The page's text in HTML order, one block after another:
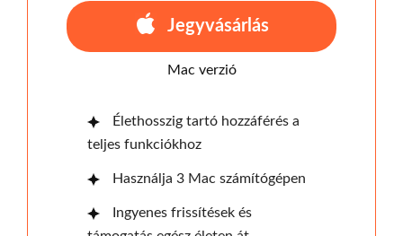
Jegyvásárlás
Mac verzió
Élethosszig tartó hozzáférés a
teljes funkciókhoz
Használja 3 Mac számítógépen
Ingyenes frissítések és